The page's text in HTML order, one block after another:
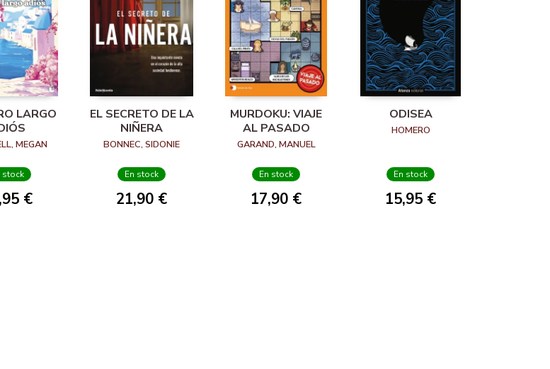
LARGO
MEGAN
stock
€
EL SECRETO DE LA
NIÑERA
BONNEC, SIDONIE
En stock
21,90 €
MURDOKU: VIAJE
AL PASADO
GARAND, MANUEL
En stock
17,90 €
ODISEA
HOMERO
En stock
15,95 €